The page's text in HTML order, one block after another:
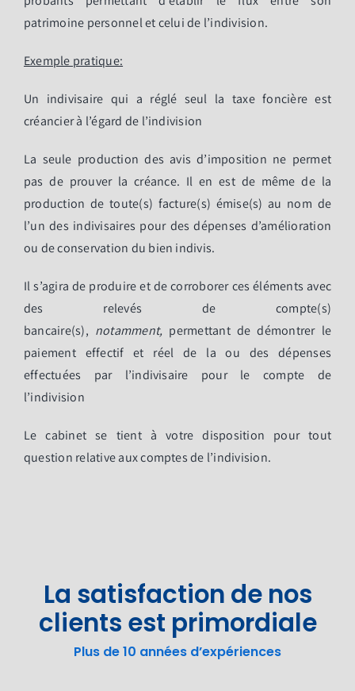
patrimoine personnel et celui de l’indivision.
Exemple pratique:
Un indivisaire qui a réglé seul la taxe foncière est
créancier à l’égard de l’indivision
La seule production des avis d’imposition ne permet
pas de prouver la créance. Il en est de même de la
production de toute(s) facture(s) émise(s) au nom de
l’un des indivisaires pour des dépenses d’amélioration
ou de conservation du bien indivis.
Il s’agira de produire et de corroborer ces éléments avec
des relevés de compte(s)
bancaire(s), notamment, permettant de démontrer le
paiement effectif et réel de la ou des dépenses
effectuées par l’indivisaire pour le compte de
l’indivision
Le cabinet se tient à votre disposition pour tout
question relative aux comptes de l’indivision.
La satisfaction de nos
clients est primordiale
Plus de 10 années d’expériences